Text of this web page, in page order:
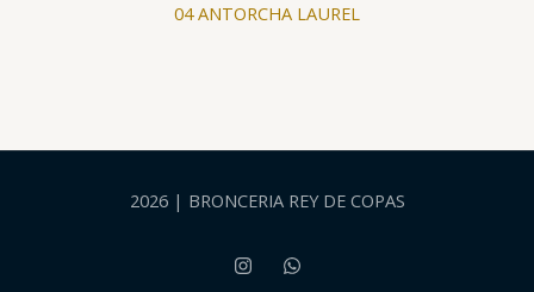
04 ANTORCHA LAUREL
2026 | BRONCERIA REY DE COPAS